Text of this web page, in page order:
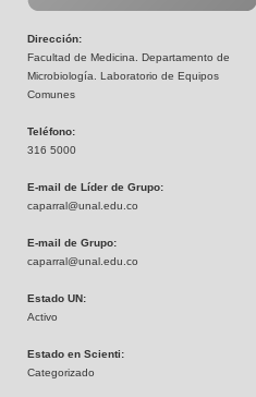
Dirección:
Facultad de Medicina. Departamento de
Microbiología. Laboratorio de Equipos
Comunes
Teléfono:
316 5000
E-mail de Líder de Grupo:
caparral@unal.edu.co
E-mail de Grupo:
caparral@unal.edu.co
Estado UN:
Activo
Estado en Scienti:
Categorizado